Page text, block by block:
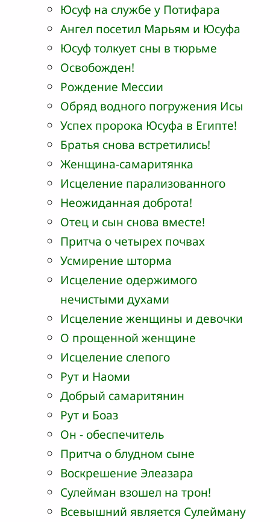
Юсуф на службе у Потифара
Ангел посетил Марьям и Юсуфа
Юсуф толкует сны в тюрьме
Освобожден!
Рождение Мессии
Обряд водного погружения Исы
Успех пророка Юсуфа в Египте!
Братья снова встретились!
Женщина-самаритянка
Исцеление парализованного
Неожиданная доброта!
Отец и сын снова вместе!
Притча о четырех почвах
Усмирение шторма
Исцеление одержимого
нечистыми духами
Исцеление женщины и девочки
О прощенной женщине
Исцеление слепого
Рут и Наоми
Добрый самаритянин
Рут и Боаз
Он - обеспечитель
Притча о блудном сыне
Воскрешение Элеазара
Сулейман взошел на трон!
Всевышний является Сулейману